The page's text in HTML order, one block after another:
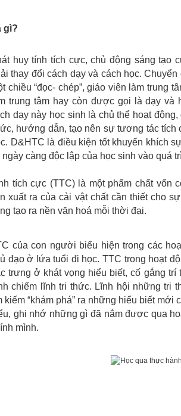
gì?
huy tính tích cực, chủ động sáng tạo
thay đổi cách dạy và cách học.
chiều “đọc- chép”, giáo viên làm trung
trung tâm hay còn được gọi là dạy và
dạy này học sinh là chủ thể hoạt
hướng dẫn, tạo nên sự tương tác
D&HTC là điều kiện tốt khuyến khích
ngày càng độc lập của học sinh vào quá
tích cực (TTC) là một phẩm chất vốn
xuất ra của cải vật chất cần thiết cho
tạo ra nền văn hoá mỗi thời đại.
của con người biểu hiện trong các
đạo ở lứa tuổi đi học. TTC trong hoạt
trưng ở khát vọng hiểu biết, cố gắng trí
chiếm lĩnh tri thức. Lĩnh hội những tri
kiếm “khám phá” ra những hiểu biết mới
ghi nhớ những gì đã nắm được qua
mình.